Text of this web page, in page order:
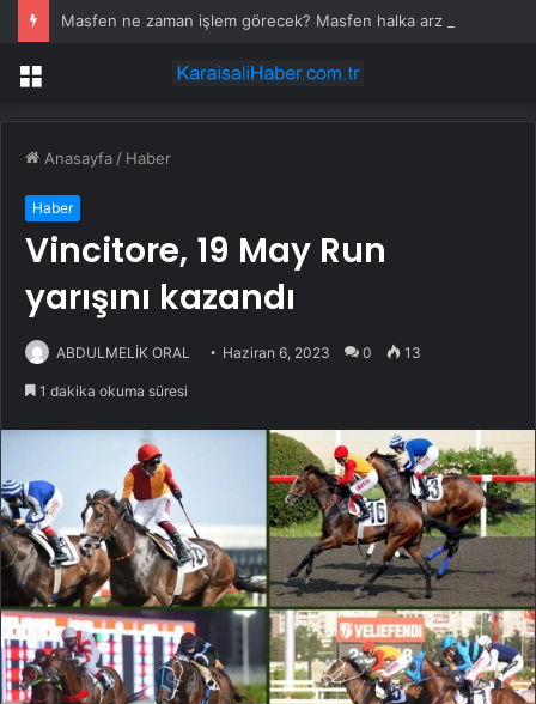
Menü
Anasayfa / Haber
Haber
Vincitore, 19 May Run
yarışını kazandı
ABDULMELİK ORAL Haziran 6, 2023 0 13
1 dakika okuma süresi